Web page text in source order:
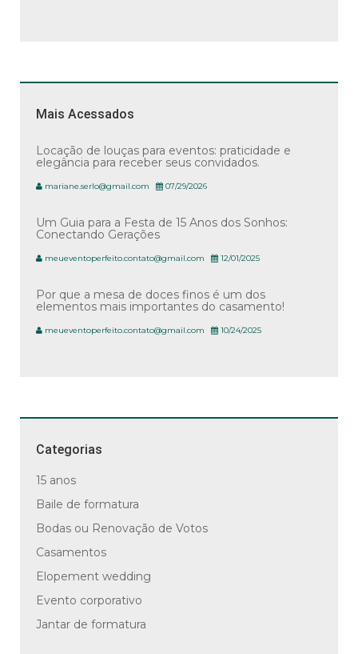
Mais Acessados
Locação de louças para eventos: praticidade e
elegância para receber seus convidados.
mariane.serlo@gmail.com 07/29/2026
Um Guia para a Festa de 15 Anos dos Sonhos:
Conectando Gerações
meueventoperfeito.contato@gmail.com 12/01/2025
Por que a mesa de doces finos é um dos
elementos mais importantes do casamento!
meueventoperfeito.contato@gmail.com 10/24/2025
Categorias
15 anos
Baile de formatura
Bodas ou Renovação de Votos
Casamentos
Elopement wedding
Evento corporativo
Jantar de formatura